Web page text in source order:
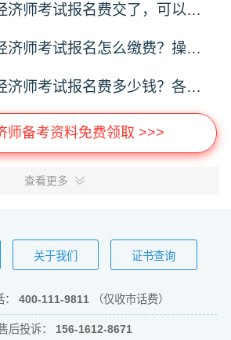
2026年中级经济师考试报名费交了，可以退费吗？
2026年中级经济师考试报名怎么缴费？操作指南
2026年中级经济师考试报名费多少钱？各省收费标准
师备考资料免费领取 >>>
查看更多
关于我们 证书查询
400-111-9811 （仅收市话费）
后投诉： 156-1612-8671